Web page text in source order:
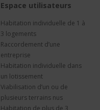
Espace utilisateurs
Habitation individuelle de 1 à
3 logements
Raccordement d’une
entreprise
Habitation individuelle dans
un lotissement
Viabilisation d’un ou de
plusieurs terrains nus
Habitation de plus de 3